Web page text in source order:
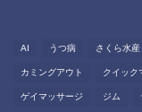
AI うつ病 さくら水産
カミングアウト クイック
ゲイマッサージ ジム